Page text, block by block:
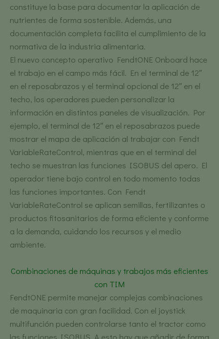
constituye la base para documentar la aplicación de
nutrientes de forma sostenible. Además, una
documentación completa facilita el cumplimiento de la
normativa de la industria alimentaria.
El nuevo concepto operativo FendtONE Onboard hace
el trabajo en el campo más fácil. En el terminal de 12″
en el reposabrazos y el terminal opcional de 12″ en el
techo, los operadores pueden personalizar la
información en distintos paneles de visualización. Por
ejemplo, el terminal de 12″ en el reposabrazos puede
mostrar el mapa de aplicación al trabajar con Fendt
VariableRateControl, mientras que en el terminal del
techo se muestran las funciones ISOBUS del apero. El
operador tiene bajo control en todo momento todas
las funciones importantes. Con Fendt
VariableRateControl se aplican semillas, fertilizantes o
productos fitosanitarios de forma eficiente y conforme
a la demanda, cuidando los recursos y el medio
ambiente.
Combinaciones de máquinas y trabajos más eficientes
con TIM
FendtONE permite manejar complejas combinaciones
de maquinaria con gran facilidad. Con el joystick
multifunción pueden controlarse tanto el tractor como